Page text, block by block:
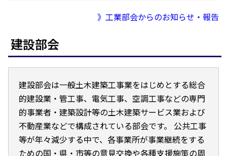
》工業部会からのお知らせ・報告
建設部会
建設部会は一般土木建築工事業をはじめとする総合
的建設業・管工事、電気工事、空調工事などの専門
的事業者・建築設計等の土木建築サービス業および
不動産業などで構成されている部会です。 公共工事
等が年々減少する中で、各事業所が事業継続をする
ための国・県・市等の意見交換や各種支援施策の周